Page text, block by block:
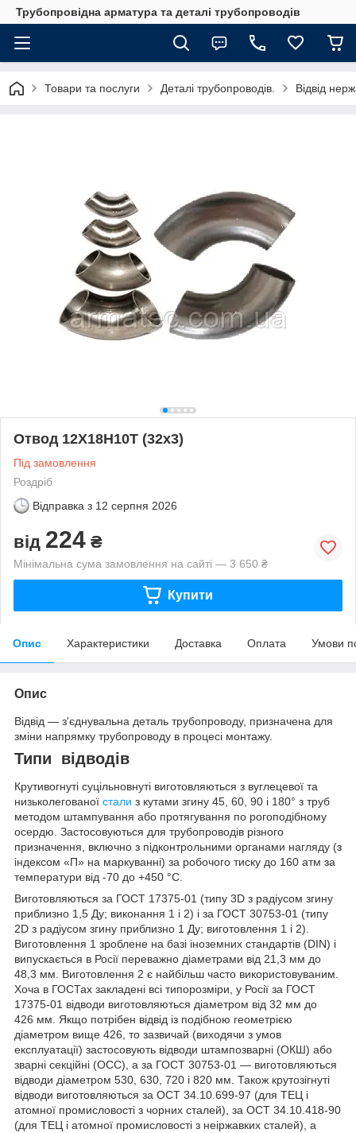
Трубопровідна арматура та деталі трубопроводів
Товари та послуги Деталі трубопроводів. Відвід
Отвод 12Х18Н10Т (32х3)
Під замовлення
Роздріб
Відправка з 12 серпня 2026
від 224 ₴
Мінімальна сума замовлення на сайті — 3 650 ₴
Купити
Опис Характеристики Доставка Оплата Умови
Опис
Відвід — з'єднувальна деталь трубопроводу, призначена для
зміни напрямку трубопроводу в процесі монтажу.
Типи відводів
Крутивогнуті суцільновнуті виготовляються з вуглецевої та
низьколегованої стали з кутами згину 45, 60, 90 і 180° з труб
методом штампування або протягування по рогоподібному
осердю. Застосовуються для трубопроводів різного
призначення, включно з підконтрольними органами нагляду (з
індексом «П» на маркуванні) за робочого тиску до 160 атм за
температури від -70 до +450 °C.
Виготовляються за ГОСТ 17375-01 (типу 3D з радіусом згину
приблизно 1,5 Ду; виконання 1 і 2) і за ГОСТ 30753-01 (типу
2D з радіусом згину приблизно 1 Ду; виготовлення 1 і 2).
Виготовлення 1 зроблене на базі іноземних стандартів (DIN) і
випускається в Росії переважно діаметрами від 21,3 мм до
48,3 мм. Виготовлення 2 є найбільш часто використовуваним.
Хоча в ГОСТах закладені всі типорозміри, у Росії за ГОСТ
17375-01 відводи виготовляються діаметром від 32 мм до
426 мм. Якщо потрібен відвід із подібною геометрією
діаметром вище 426, то зазвичай (виходячи з умов
експлуатації) застосовують відводи штампозварні (ОКШ) або
зварні секційні (ОСС), а за ГОСТ 30753-01 — виготовляються
відводи діаметром 530, 630, 720 і 820 мм. Також крутозігнуті
відводи виготовляються за ОСТ 34.10.699-97 (для ТЕЦ і
атомної промисловості з чорних сталей), за ОСТ 34.10.418-90
(для ТЕЦ і атомної промисловості з неіржавких сталей), а